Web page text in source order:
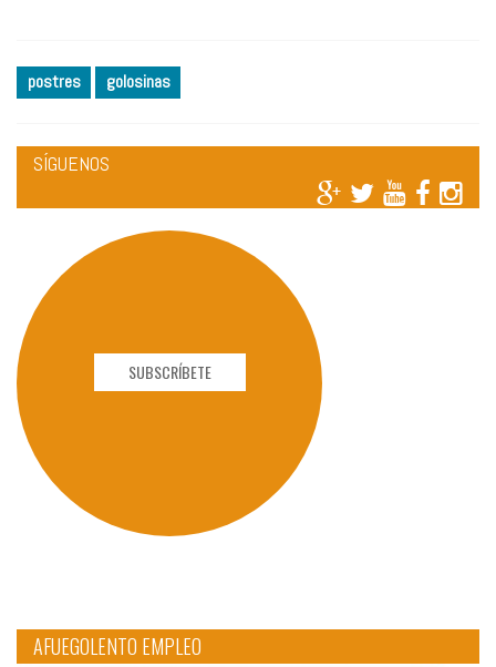
postres golosinas
SÍGUENOS
SUBSCRÍBETE
AFUEGOLENTO EMPLEO